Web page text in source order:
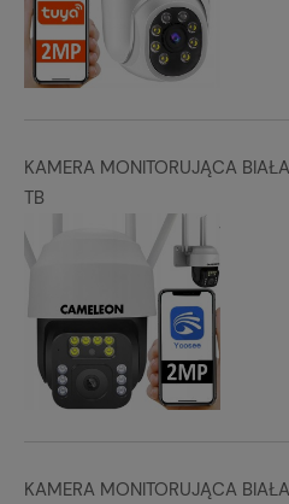
KAMERA MONITORUJĄCA
TB
KAMERA MONITORUJĄCA